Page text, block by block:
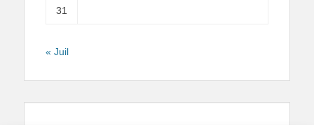
31
« Juil